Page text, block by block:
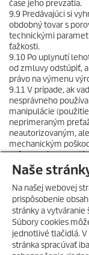
čase jeho prevzatia.
9.9 Predávajúci si
obdobný tovar s
technickými
ťažkosti.
9.10 Po uplynutí
od zmluvy odstúpiť,
právo na výmenu
9.11 V prípade, ak
nesprávneho
manipulácie
neprimeraným
neautorizovaným,
mechanickým
spôsobeným
reklamáciu
zamietne.
9.12 Predávajúci pri
Kupujúcemu
reklamácii. Riadne a
v súlade s týmito VP,
vydá zákazníkovi
9.13 Nárok na
zaniká:
Naše
Na našej webovej
prispôsobenie
stránky a vytváranie
Súbory cookies
jednotlivé tlačidlá.
stránka spracúvať